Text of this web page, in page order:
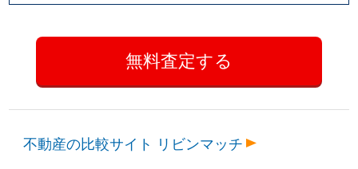
不動産の比較サイト リビンマッチ